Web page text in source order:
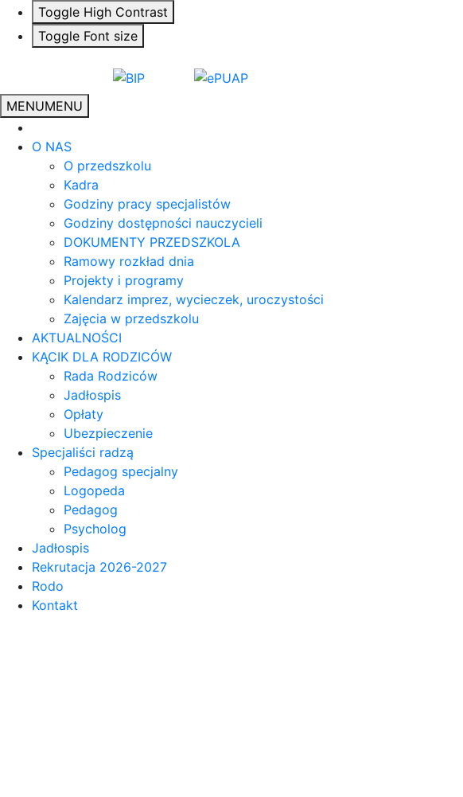
Toggle High Contrast
Toggle Font size
MENUMENU
O NAS
O przedszkolu
Kadra
Godziny pracy specjalistów
Godziny dostępności nauczycieli
DOKUMENTY PRZEDSZKOLA
Ramowy rozkład dnia
Projekty i programy
Kalendarz imprez, wycieczek, uroczystości
Zajęcia w przedszkolu
AKTUALNOŚCI
KĄCIK DLA RODZICÓW
Rada Rodziców
Jadłospis
Opłaty
Ubezpieczenie
Specjaliści radzą
Pedagog specjalny
Logopeda
Pedagog
Psycholog
Jadłospis
Rekrutacja 2026-2027
Rodo
Kontakt